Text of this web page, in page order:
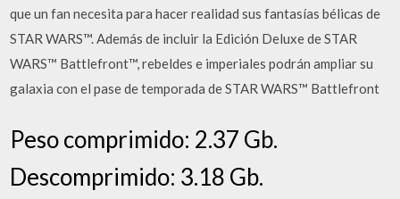
que un fan necesita para hacer realidad sus fantasías bélicas de
STAR WARS™. Además de incluir la Edición Deluxe de STAR
WARS™ Battlefront™, rebeldes e imperiales podrán ampliar su
galaxia con el pase de temporada de STAR WARS™ Battlefront
Peso comprimido: 2.37 Gb.
Descomprimido: 3.18 Gb.